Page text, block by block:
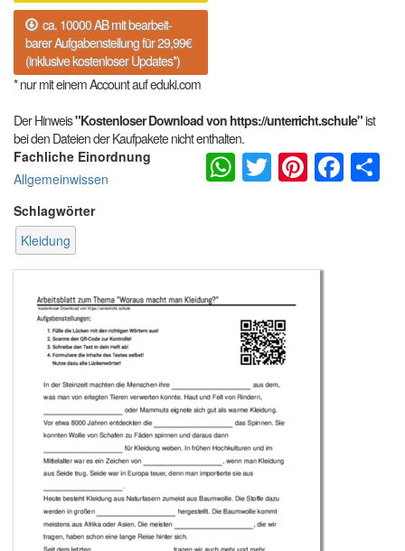
ca. 10000 AB mit bearbeit-
barer Aufgabenstellung für 29,99€
(inklusive kostenloser Updates*)
* nur mit einem Account auf eduki.com
Der Hinweis"Kostenloser Download von https://unterricht.schule"ist
bei den Dateien der Kaufpakete nicht enthalten.
Fachliche Einordnung
Allgemeinwissen
Schlagwörter
Kleidung
WhatsApp
Twitter